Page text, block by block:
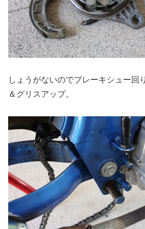
しょうがないのでブレーキシュー回
＆グリスアップ。